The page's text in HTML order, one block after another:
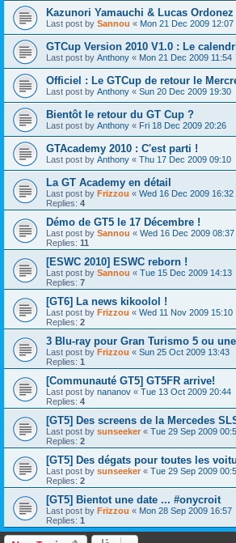
Kazunori Yamauchi & Lucas
Last post by Sannou « Mon 21 Dec 2009 12:07
GTCup Version 2010 V1.0 : Le
Last post by Anthony « Mon 21 Dec 2009 11:54
Officiel : Le GTCup de retour le
Last post by Anthony « Sun 20 Dec 2009 19:30
Bientôt le retour du GT Cup ?
Last post by Anthony « Fri 18 Dec 2009 20:26
GTAcademy 2010 : C'est parti !
Last post by Anthony « Thu 17 Dec 2009 09:10
La GT Academy en détail
Last post by Frizzou « Wed 16 Dec 2009 16:32
Replies: 4
Démo de GT5 le 17 Décembre !
Last post by Sannou « Wed 16 Dec 2009 08:37
Replies: 11
[ESWC 2010] ESWC reborn !
Last post by Sannou « Tue 15 Dec 2009 14:13
Replies: 7
[GT6] La news kikoolol !
Last post by Frizzou « Wed 11 Nov 2009 15:10
Replies: 2
3 Blu-ray pour Gran Turismo 5 ou
Last post by Frizzou « Sun 25 Oct 2009 13:43
Replies: 1
[Communauté GT5] GT5FR arrive!
Last post by nananov « Tue 13 Oct 2009 20:44
Replies: 4
[GT5] Des screens de la Mercedes
Last post by sunseeker « Tue 29 Sep 2009
Replies: 2
[GT5] Des dégats pour toutes les
Last post by sunseeker « Tue 29 Sep 2009
Replies: 2
[GT5] Bientot une date ... #onycroit
Last post by Frizzou « Mon 28 Sep 2009 16:57
Replies: 1